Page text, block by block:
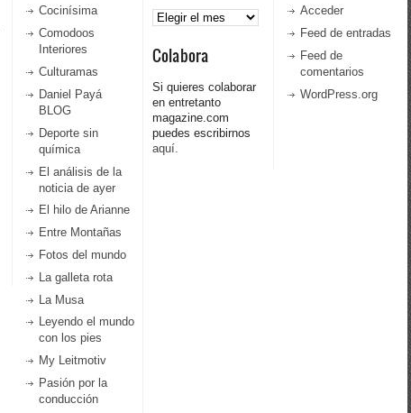
Cocinísima
Comodoos
Interiores
Culturamas
Daniel Payá
BLOG
Deporte sin
química
El análisis de la
noticia de ayer
El hilo de Arianne
Entre Montañas
Fotos del mundo
La galleta rota
La Musa
Leyendo el mundo
con los pies
My Leitmotiv
Pasión por la
conducción
Archivos
Colabora
Si quieres colaborar
en entretanto
magazine.com
puedes escribirnos
aquí.
Acceder
Feed de entradas
Feed de
comentarios
WordPress.org